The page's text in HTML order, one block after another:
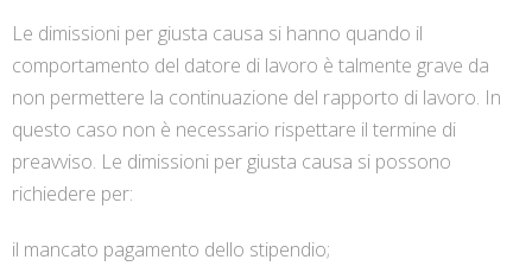
Le dimissioni per giusta causa si hanno quando il
comportamento del datore di lavoro è talmente grave da
non permettere la continuazione del rapporto di lavoro. In
questo caso non è necessario rispettare il termine di
preavviso. Le dimissioni per giusta causa si possono
richiedere per:
il mancato pagamento dello stipendio;